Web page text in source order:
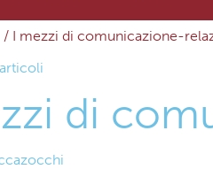
/ I mezzi di comunicazione-
di